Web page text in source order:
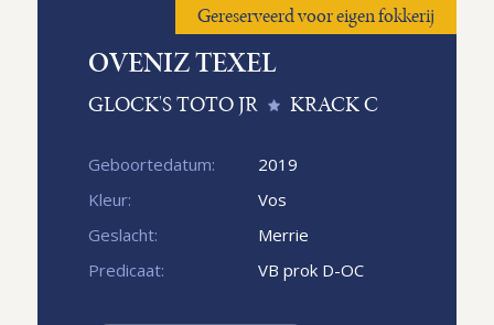
Gereserveerd voor eigen fokkerij
OVENIZ TEXEL
GLOCK'S TOTO JR KRACK C
Geboortedatum:
2019
Kleur:
Vos
Geslacht:
Merrie
Predicaat:
VB prok D-OC